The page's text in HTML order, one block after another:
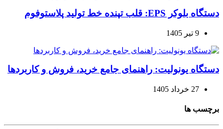
دستگاه بلوکر EPS: قلب تپنده خط تولید پلاستوفوم
9 تیر 1405
دستگاه یونولیت: راهنمای جامع خرید، فروش و کاربردها
27 خرداد 1405
برچسب ها